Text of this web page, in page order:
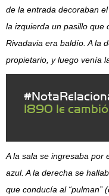
de la entrada decoraban
la izquierda un pasillo que
Rivadavia era baldío. A la
propietario, y luego venía
1890 le
A la sala se ingresaba por
azul. A la derecha se
que conducía al “pulman”